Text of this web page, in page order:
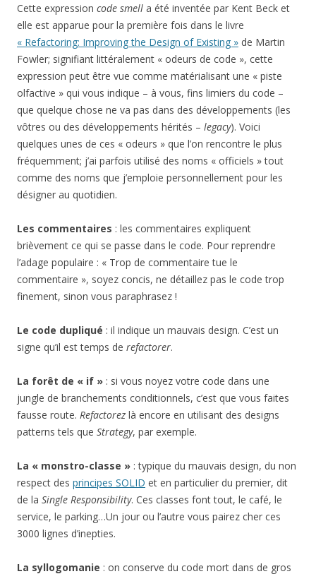
Cette expression code smell a été inventée par Kent Beck et
elle est apparue pour la première fois dans le livre
« Refactoring: Improving the Design of Existing » de Martin
Fowler; signifiant littéralement « odeurs de code », cette
expression peut être vue comme matérialisant une « piste
olfactive » qui vous indique – à vous, fins limiers du code –
que quelque chose ne va pas dans des développements (les
vôtres ou des développements hérités – legacy). Voici
quelques unes de ces « odeurs » que l’on rencontre le plus
fréquemment; j’ai parfois utilisé des noms « officiels » tout
comme des noms que j’emploie personnellement pour les
désigner au quotidien.
Les commentaires : les commentaires expliquent
brièvement ce qui se passe dans le code. Pour reprendre
l’adage populaire : « Trop de commentaire tue le
commentaire », soyez concis, ne détaillez pas le code trop
finement, sinon vous paraphrasez !
Le code dupliqué : il indique un mauvais design. C’est un
signe qu’il est temps de refactorer.
La forêt de « if » : si vous noyez votre code dans une
jungle de branchements conditionnels, c’est que vous faites
fausse route. Refactorez là encore en utilisant des designs
patterns tels que Strategy, par exemple.
La « monstro-classe » : typique du mauvais design, du non
respect des principes SOLID et en particulier du premier, dit
de la Single Responsibility. Ces classes font tout, le café, le
service, le parking…Un jour ou l’autre vous pairez cher ces
3000 lignes d’inepties.
La syllogomanie : on conserve du code mort dans de gros